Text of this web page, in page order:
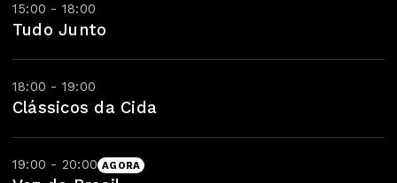
15:00 - 18:00
Tudo Junto
18:00 - 19:00
Clássicos da Cida
19:00 - 20:00 AGORA